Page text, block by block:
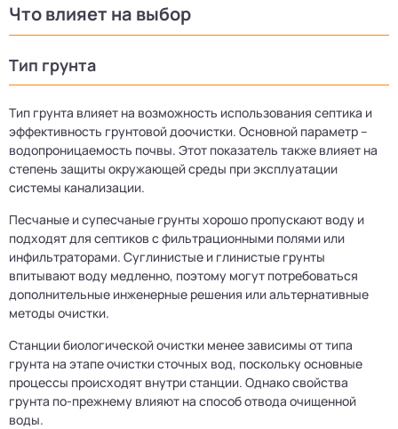
Что влияет на выбор
Тип грунта
Тип грунта влияет на возможность использования септика и
эффективность грунтовой доочистки. Основной параметр –
водопроницаемость почвы. Этот показатель также влияет на
степень защиты окружающей среды при эксплуатации
системы канализации.
Песчаные и супесчаные грунты хорошо пропускают воду и
подходят для септиков с фильтрационными полями или
инфильтраторами. Суглинистые и глинистые грунты
впитывают воду медленно, поэтому могут потребоваться
дополнительные инженерные решения или альтернативные
методы очистки.
Станции биологической очистки менее зависимы от типа
грунта на этапе очистки сточных вод, поскольку основные
процессы происходят внутри станции. Однако свойства
грунта по-прежнему влияют на способ отвода очищенной
воды.